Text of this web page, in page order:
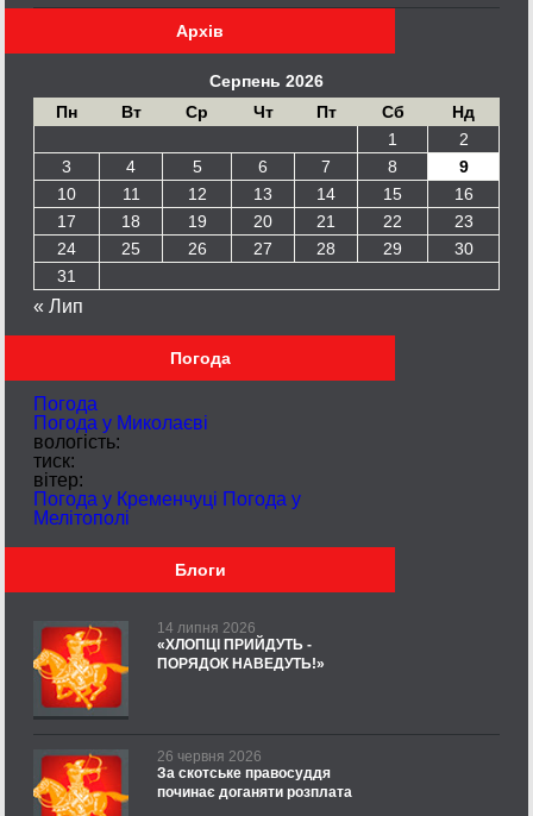
Архів
Серпень 2026
Пн
Вт Ср Чт Пт Сб
Нд
1
2
3
4 5 6 7 8
9
10
11 12 13 14 15
16
17
18 19 20 21 22
23
24
25 26 27 28 29
30
31
« Лип
Погода
Погода
Погода у Миколаєві
вологість:
тиск:
вітер:
Погода у Кременчуці Погода у
Мелітополі
Блоги
14 липня 2026
«ХЛОПЦІ ПРИЙДУТЬ -
ПОРЯДОК НАВЕДУТЬ!»
26 червня 2026
За скотське правосуддя
починає доганяти розплата